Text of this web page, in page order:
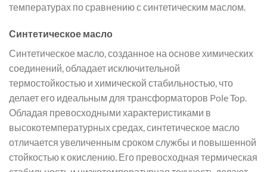
температурах по сравнению с синтетическим маслом.
Синтетическое масло
Синтетическое масло, созданное на основе химических
соединений, обладает исключительной
термостойкостью и химической стабильностью, что
делает его идеальным для трансформаторов Pole Top.
Обладая превосходными характеристиками в
высокотемпературных средах, синтетическое масло
отличается увеличенным сроком службы и повышенной
стойкостью к окислению. Его превосходная термическая